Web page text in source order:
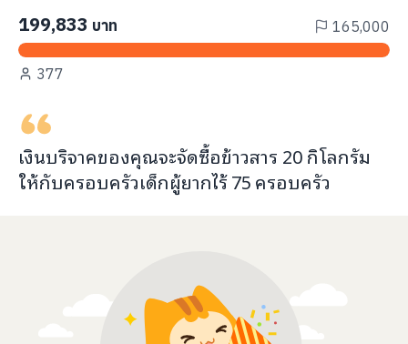
ภาษา: ไทย ENG
199,833 บาท 165,000
377
เงินบริจาคของคุณจะจัดซื้อข้าวสาร 20 กิโลกรัม
ให้กับครอบครัวเด็กผู้ยากไร้75ครอบครัว